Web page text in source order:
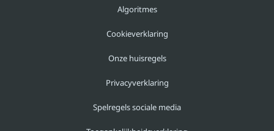
Algoritmes
Cookieverklaring
Onze huisregels
Privacyverklaring
Spelregels sociale media